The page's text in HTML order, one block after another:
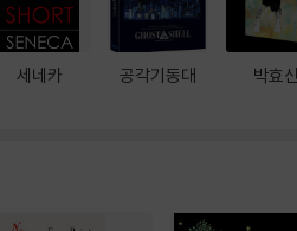
세네카 공각기동대 박효신